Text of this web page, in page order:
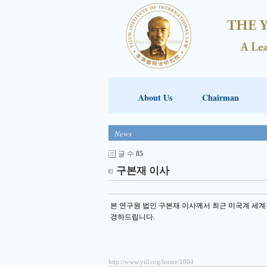
About Us Chairman
News
글 수 85
구본재 이사
본 연구원 법인 구본재 이사께서 최근 미국계 세
경하드립니다.
http://www.yiil.org/home/1004